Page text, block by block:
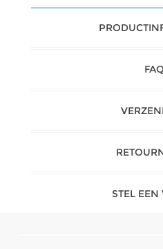
FAQ
STEL EEN